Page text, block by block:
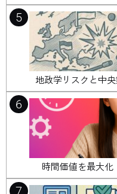
5
地政学リスクと中
6
時間価値を最大
7